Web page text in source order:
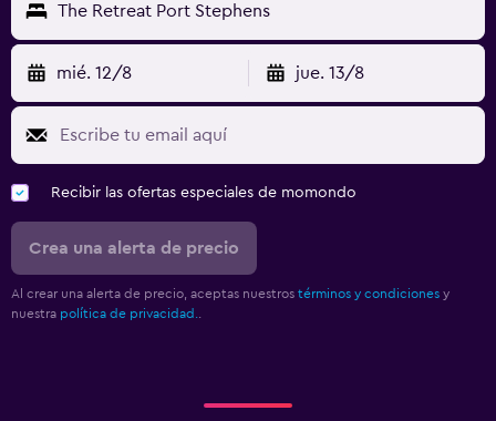
The Retreat Port Stephens
mié. 12/8 jue. 13/8
Recibir las ofertas especiales de momondo
Crea una alerta de precio
Al crear una alerta de precio, aceptas nuestros términos y condiciones y
nuestra política de privacidad.